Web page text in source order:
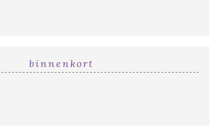
binnenkort